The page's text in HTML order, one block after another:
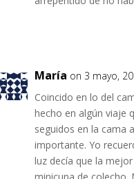
María on 3 mayo,
Coincido en lo del
hecho en algún viaje
seguidos en la cama
importante. Yo
luz decía que la